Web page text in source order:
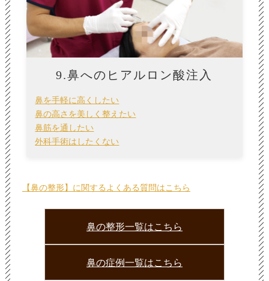
9.鼻へのヒアルロン酸注入
鼻を手軽に高くしたい
鼻の高さを美しく整えたい
鼻筋を通したい
外科手術はしたくない
【鼻の整形】に関するよくある質問はこちら
鼻の整形一覧はこちら
鼻の症例一覧はこちら